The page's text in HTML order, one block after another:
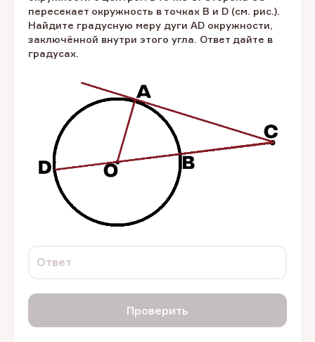
пересекает окружность в точках B и D (см. рис.).
Найдите градусную меру дуги AD окружности,
заключённой внутри этого угла. Ответ дайте в
градусах.
Ответ
Проверить